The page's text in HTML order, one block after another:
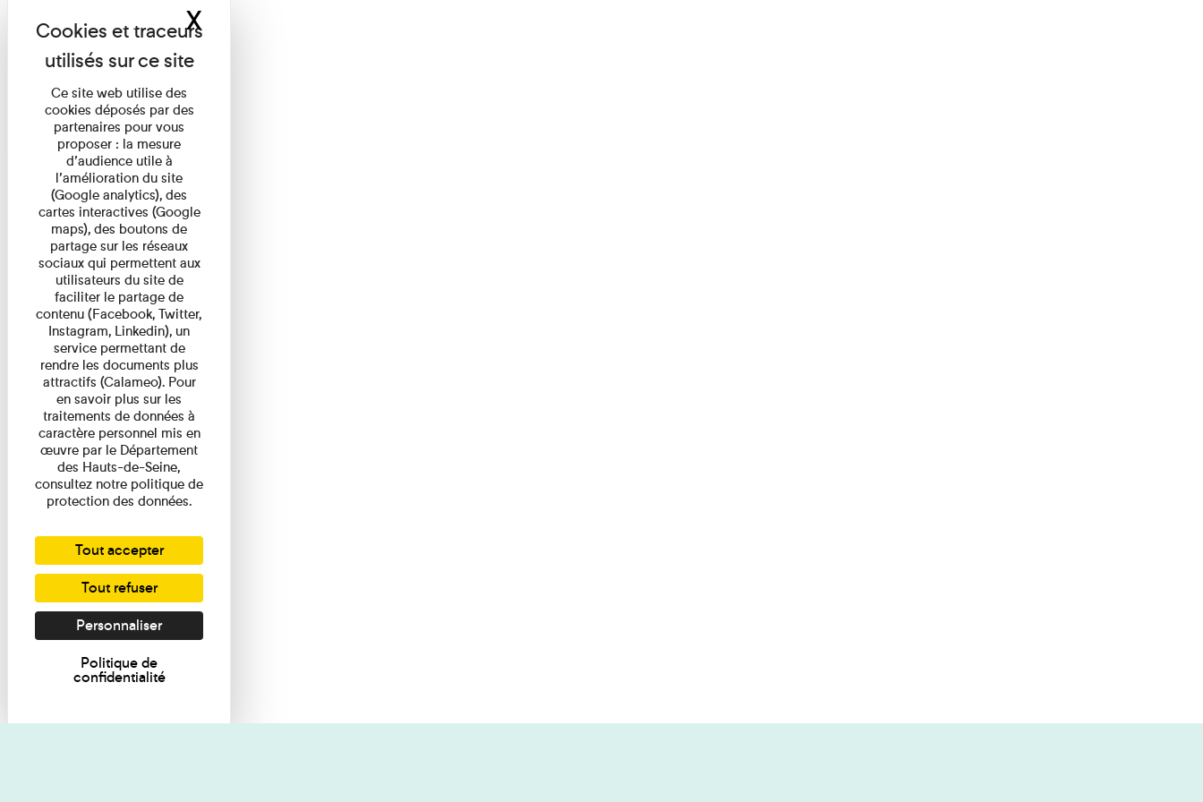
Ce site web utilise des
cookies déposés par des
partenaires pour vous
proposer : la mesure
d’audience utile à
l’amélioration du site
(Google analytics), des
cartes interactives (Google
maps), des boutons de
partage sur les réseaux
sociaux qui permettent aux
utilisateurs du site de
faciliter le partage de
contenu (Facebook, Twitter,
Instagram, Linkedin), un
service permettant de
rendre les documents plus
attractifs (Calameo). Pour
en savoir plus sur les
traitements de données à
caractère personnel mis en
œuvre par le Département
des Hauts-de-Seine,
consultez notre politique de
protection des données.
Tout accepter
Tout refuser
Personnaliser
Politique de
confidentialité
XMasquer le bandeau des cookies